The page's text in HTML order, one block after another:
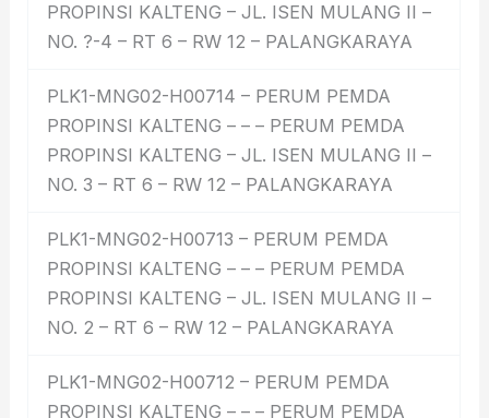
PROPINSI KALTENG – JL. ISEN MULANG II –
NO. ?-4 – RT 6 – RW 12 – PALANGKARAYA
PLK1-MNG02-H00714 – PERUM PEMDA
PROPINSI KALTENG – – – PERUM PEMDA
PROPINSI KALTENG – JL. ISEN MULANG II –
NO. 3 – RT 6 – RW 12 – PALANGKARAYA
PLK1-MNG02-H00713 – PERUM PEMDA
PROPINSI KALTENG – – – PERUM PEMDA
PROPINSI KALTENG – JL. ISEN MULANG II –
NO. 2 – RT 6 – RW 12 – PALANGKARAYA
PLK1-MNG02-H00712 – PERUM PEMDA
PROPINSI KALTENG – – – PERUM PEMDA